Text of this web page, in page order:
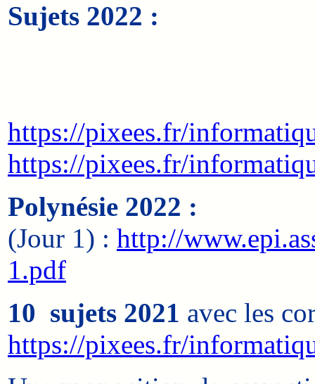
Sujets 2022 :
https://pixees.fr/
https://pixees.fr/
Polynésie 2022 :
(Jour 1) : http://
1.pdf
10 sujets 2021 avec les
https://pixees.fr/